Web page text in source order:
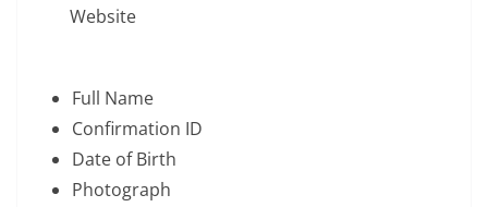
Website
Full Name
Confirmation ID
Date of Birth
Photograph